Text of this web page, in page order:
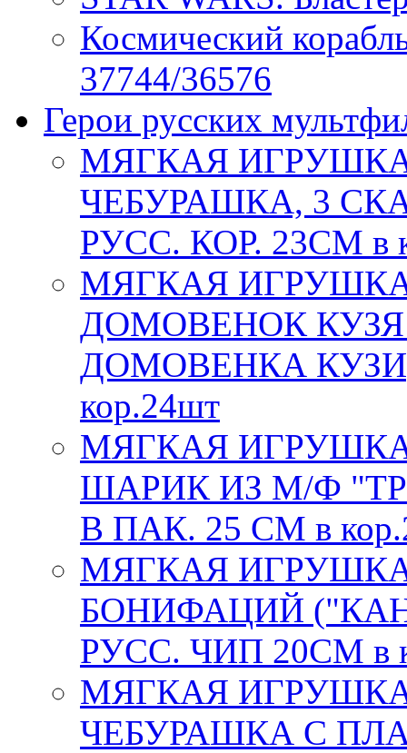
Космический
37744/36576
Герои русских
МЯГКАЯ
ЧЕБУРАШКА, 3
РУСС. КОР. 23СМ в
МЯГКАЯ
ДОМОВЕНОК
ДОМОВЕНКА
кор.24шт
МЯГКАЯ
ШАРИК ИЗ М/Ф
В ПАК. 25 СМ в
МЯГКАЯ
БОНИФАЦИЙ
РУСС. ЧИП 20СМ в
МЯГКАЯ
ЧЕБУРАШКА С